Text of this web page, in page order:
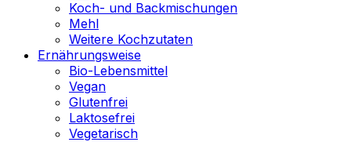
Koch- und Backmischungen
Mehl
Weitere Kochzutaten
Ernährungsweise
Bio-Lebensmittel
Vegan
Glutenfrei
Laktosefrei
Vegetarisch